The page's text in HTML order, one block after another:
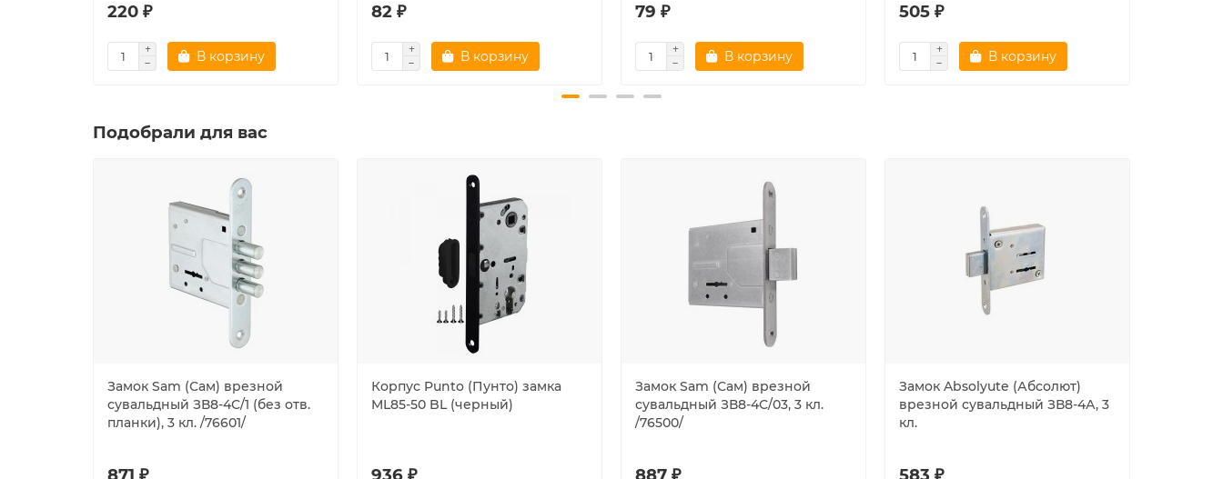
220 ₽
В корзину
82 ₽
В корзину
79 ₽
В корзину
505 ₽
В корзину
Подобрали для вас
Замок Sam (Сам) врезной
сувальдный ЗВ8-4С/1 (без отв.
планки), 3 кл. /76601/
Корпус Punto (Пунто) замка
ML85-50 BL (черный)
Замок Sam (Сам) врезной
сувальдный ЗВ8-4С/03, 3 кл.
/76500/
Замок Absolyute (Абсолют)
врезной сувальдный ЗВ8-4А, 3
кл.